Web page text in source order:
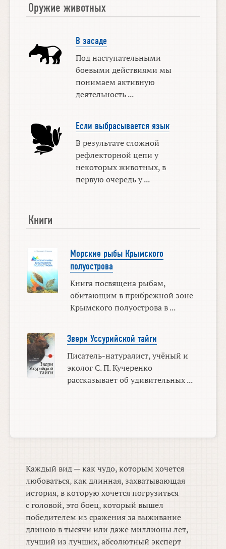
Оружие животных
В засаде
Под наступательными
боевыми действиями мы
понимаем активную
деятельность ...
Если выбрасывается язык
В результате сложной
рефлекторной цепи у
некоторых животных, в
первую очередь у ...
Книги
Морские рыбы Крымского
полуострова
Книга посвящена рыбам,
обитающим в прибрежной зоне
Крымского полуострова в ...
Звери Уссурийской тайги
Писатель-натуралист, учёный и
эколог С. П. Кучеренко
рассказывает об удивительных ...
Каждый вид — как чудо, которым хочется
любоваться, как длинная, захватывающая
история, в которую хочется погрузиться
с головой, это боец, который вышел
победителем из сражения за выживание
длиною в тысячи или даже миллионы лет,
лучший из лучших, абсолютный эксперт